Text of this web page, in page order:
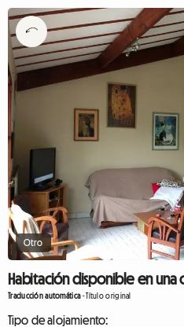
Otro
Habitación disponible en una
Traducción automática-Título original
Tipo de alojamiento: